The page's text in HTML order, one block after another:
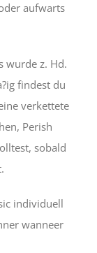
aufwarts
wurde z. Hd.
findest du
verkettete
Perish
sobald
individuell
wanneer